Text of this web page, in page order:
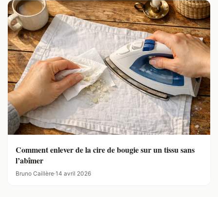
Comment enlever de la cire de bougie sur un tissu sans
l’abîmer
Bruno Caillère·14 avril 2026